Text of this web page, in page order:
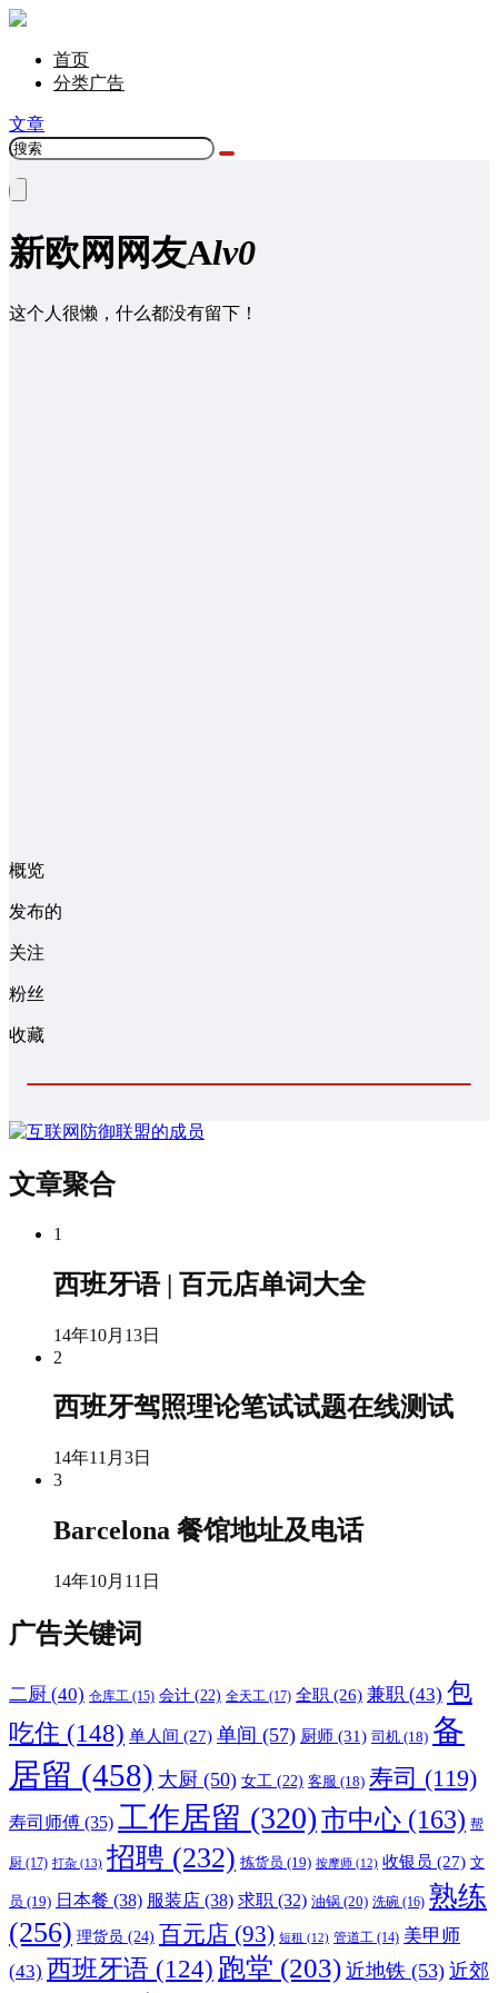
首页
分类广告
文章
新欧网网友Alv0
这个人很懒，什么都没有留下！
概览
发布的
关注
粉丝
收藏
文章聚合
1
西班牙语 | 百元店单词大全
14年10月13日
2
西班牙驾照理论笔试试题在线测试
14年11月3日
3
Barcelona 餐馆地址及电话
14年10月11日
广告关键词
二厨 (40) 仓库工 (15) 会计 (22) 全天工 (17) 全职 (26) 兼职 (43) 包
吃住 (148) 单人间 (27) 单间 (57) 厨师 (31) 司机 (18) 备
居留 (458) 大厨 (50) 女工 (22) 客服 (18) 寿司 (119)
寿司师傅 (35) 工作居留 (320)市中心 (163) 帮
厨 (17) 打杂 (13) 招聘 (232) 拣货员 (19) 按摩师 (12) 收银员 (27) 文
员 (19) 日本餐 (38) 服装店 (38) 求职 (32) 油锅 (20) 洗碗 (16) 熟练
(256) 理货员 (24) 百元店 (93) 短租 (12) 管道工 (14) 美甲师
(43) 西班牙语 (124) 跑堂 (203) 近地铁 (53) 近郊